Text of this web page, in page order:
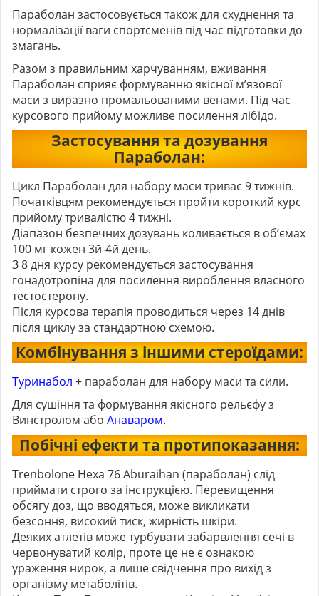
Параболан застосовується також для схуднення та
нормалізації ваги спортсменів під час підготовки до
змагань.
Разом з правильним харчуванням, вживання
Параболан сприяє формуванню якісної м’язової
маси з виразно промальованими венами. Під час
курсового прийому можливе посилення лібідо.
Застосування та дозування
Параболан:
Цикл Параболан для набору маси триває 9 тижнів.
Початківцям рекомендується пройти короткий курс
прийому тривалістю 4 тижні.
Діапазон безпечних дозувань коливається в об’ємах
100 мг кожен 3й-4й день.
З 8 дня курсу рекомендується застосування
гонадотропіна для посилення вироблення власного
тестостерону.
Після курсова терапія проводиться через 14 днів
після циклу за стандартною схемою.
Комбінування з іншими стероїдами:
Туринабол + параболан для набору маси та сили.
Для сушіння та формування якісного рельєфу з
Винстролом або Анаваром.
Побічні ефекти та протипоказання:
Trenbolone Hexa 76 Aburaihan (параболан) слід
приймати строго за інструкцією. Перевищення
обсягу доз, що вводяться, може викликати
безсоння, високий тиск, жирність шкіри.
Деяких атлетів може турбувати забарвлення сечі в
червонуватий колір, проте це не є ознакою
ураження нирок, а лише свідчення про вихід з
організму метаболітів.